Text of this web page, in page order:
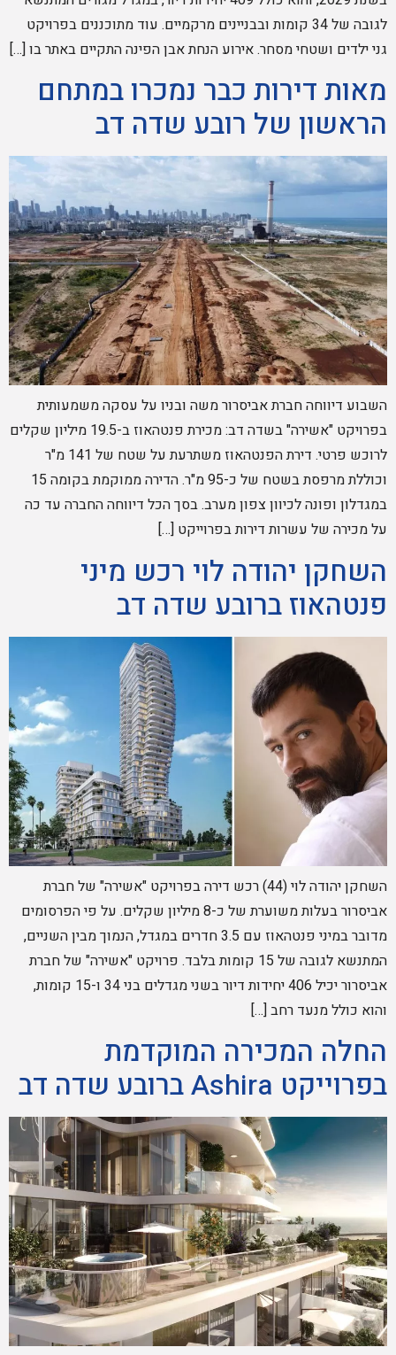
לגובה של 34 קומות ובבניינים מרקמיים. עוד מתוכננים בפרויקט
גני ילדים ושטחי מסחר. אירוע הנחת אבן הפינה התקיים באתר בו […]
מאות דירות כבר נמכרו במתחם
הראשון של רובע שדה דב
השבוע דיווחה חברת אביסרור משה ובניו על עסקה משמעותית
בפרויקט "אשירה" בשדה דב: מכירת פנטהאוז ב-19.5 מיליון שקלים
לרוכש פרטי. דירת הפנטהאוז משתרעת על שטח של 141 מ"ר
וכוללת מרפסת בשטח של כ-95 מ"ר. הדירה ממוקמת בקומה 15
במגדלון ופונה לכיוון צפון מערב. בסך הכל דיווחה החברה עד כה
על מכירה של עשרות דירות בפרוייקט […]
השחקן יהודה לוי רכש מיני
פנטהאוז ברובע שדה דב
השחקן יהודה לוי (44) רכש דירה בפרויקט "אשירה" של חברת
אביסרור בעלות משוערת של כ-8 מיליון שקלים. על פי הפרסומים
מדובר במיני פנטהאוז עם 3.5 חדרים במגדל, הנמוך מבין השניים,
המתנשא לגובה של 15 קומות בלבד. פרויקט "אשירה" של חברת
אביסרור יכיל 406 יחידות דיור בשני מגדלים בני 34 ו-15 קומות,
והוא כולל מנעד רחב […]
החלה המכירה המוקדמת
בפרוייקט Ashira ברובע שדה דב